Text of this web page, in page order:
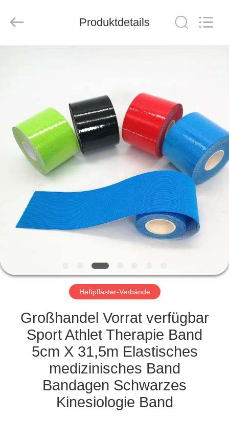
PRODUKTE
ÜBER
UNS
WERKSBESICHTIGUNG
QUALITÄTSKONTROLLE
MIT
UNS
NEUIGKEITEN
RECHTSSACHEN
BITTE UM
EIN
ANGEBOT
Ltd..
Produktdetails
Heftpflaster-Verbände
Großhandel Vorrat verfügbar
Sport Athlet Therapie Band
5cm X 31,5m Elastisches
medizinisches Band
Bandagen Schwarzes
Kinesiologie Band